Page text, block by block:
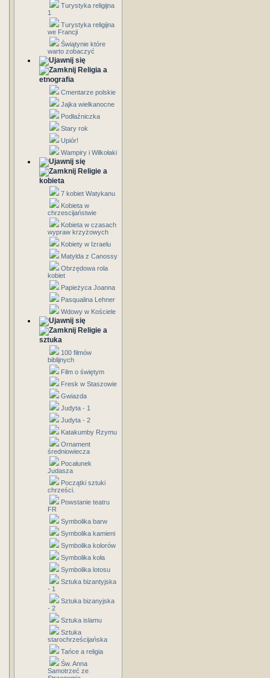
Turystyka religijna
1
Turystyka religijna
we Francji
Świątynie które
warto zobaczyć
Religia a
etnografia
Cmentarze polskie
Jajka wielkanocne
Podłaźniczka
Stary rok
Upiór!
Wampiry i Wilkołaki
Religie a
kobieta
7 kobiet Watykanu
Kobieta w
chrzescijaństwie
Kobieta w czasach
wypraw krzyżowych
Kobiety w Izraelu
Matylda z Canossy
Obrzędowa rola
kobiet
Papieżyca Joanna
Pasqualina Lehner
Wdowy w Kościele
Religie a
sztuka
100 filmów
biblijnych
Film o świętym
Fresk w Staszowie
Gwiazda
Judyta - 1
Judyta - 2
Katakumby Rzymu
Ornament
średniowiecza
Pocałunek
Judasza
Początki sztuki
chrześci.
Powstanie teatru
FR
Symbolika barw
Symbolika kamieni
Symbolika kolorów
Symbolika koła
Symbolika lotosu
Sztuka bizantyjska
- 1
Sztuka bizanyjska
- 2
Sztuka islamu
Sztuka
starochrześcijańska
Tańce a religia
Św. Anna
Samotrzeć ze